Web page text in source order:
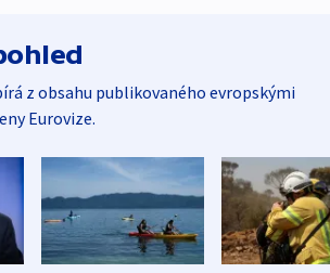
z obsahu publikovaného evropskými
Eurovize.